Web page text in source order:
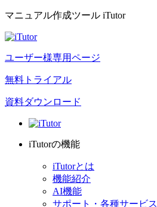
マニュアル作成ツール iTutor
ユーザー様専用ページ
無料トライアル
資料ダウンロード
iTutorの機能
iTutorとは
機能紹介
AI機能
サポート・各種サービス